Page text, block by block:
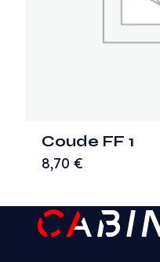
Coude FF 1
8,70 €